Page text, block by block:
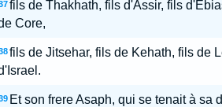
fils de Thakhath, fils d'Assir, fils
Core,
fils de Jitsehar, fils de Kehath, fils de
Et son frere Asaph, qui se tenait à sa